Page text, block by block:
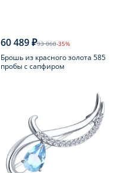
60 489 ₽93 060-35%
Брошь из красного золота 585
пробы с сапфиром